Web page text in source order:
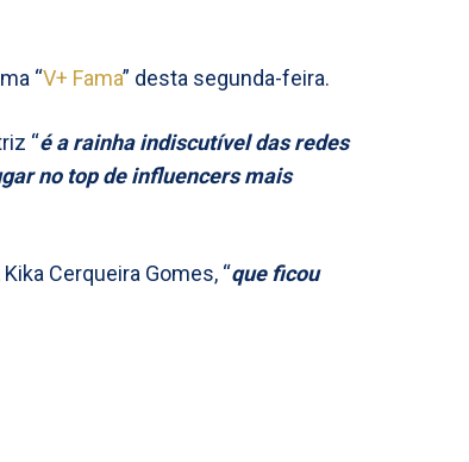
“V+ Fama” desta segunda-feira.
“é a rainha indiscutível das redes
no top de influencers mais
Cerqueira Gomes, “que ficou